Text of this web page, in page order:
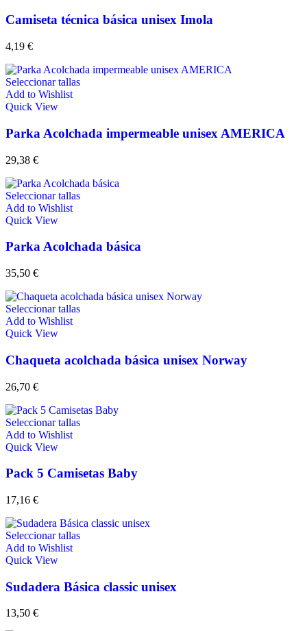
Camiseta técnica básica unisex Imola
4,19 €
Seleccionar tallas
Add to Wishlist
Quick View
Parka Acolchada impermeable unisex AMERICA
29,38 €
Seleccionar tallas
Add to Wishlist
Quick View
Parka Acolchada básica
35,50 €
Seleccionar tallas
Add to Wishlist
Quick View
Chaqueta acolchada básica unisex Norway
26,70 €
Seleccionar tallas
Add to Wishlist
Quick View
Pack 5 Camisetas Baby
17,16 €
Seleccionar tallas
Add to Wishlist
Quick View
Sudadera Básica classic unisex
13,50 €